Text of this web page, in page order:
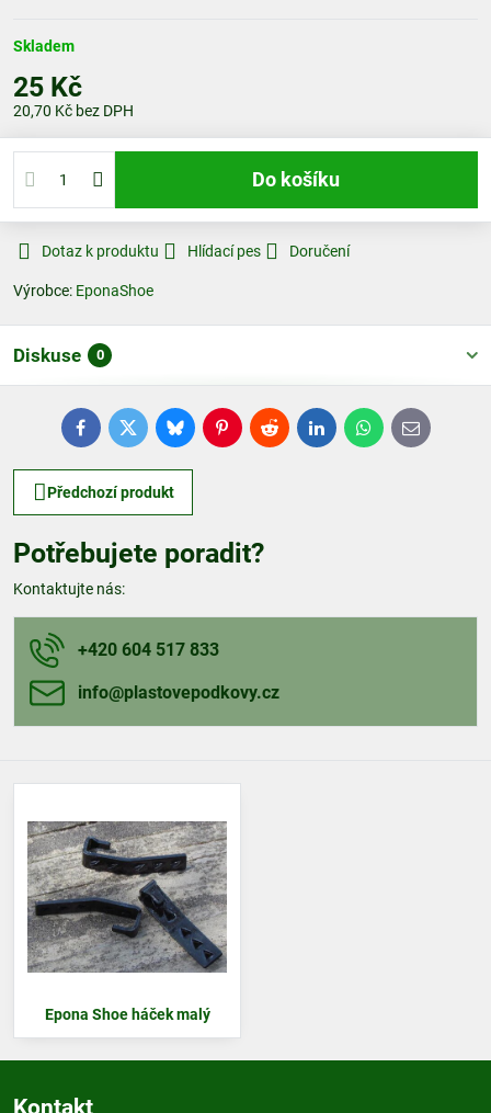
Skladem
25 Kč
20,70 Kč bez DPH
Do košíku
Dotaz k produktu Hlídací pes Doručení
Výrobce: EponaShoe
Diskuse 0
FacebookTwitterBlueskyPinterestRedditLinkedInWhatsApp
E-
mail
Předchozí produkt
Potřebujete poradit?
Kontaktujte nás:
+420 604 517 833
info​@plastovepodkovy​.cz
Epona Shoe háček malý